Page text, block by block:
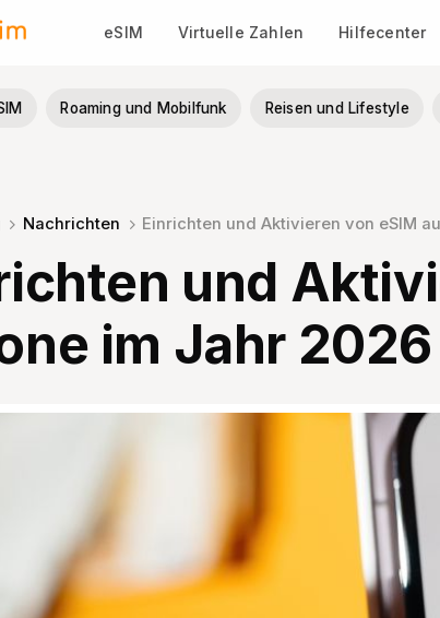
eSIM Virtuelle Zahlen Hilfecenter
Roaming und Mobilfunk Reisen und Lifestyle
Nachrichten Einrichten und Aktivieren von eSIM
und
im Jahr 2026